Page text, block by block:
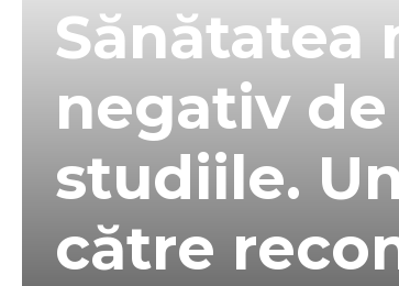
Sănătatea
negativ
studiile.
către